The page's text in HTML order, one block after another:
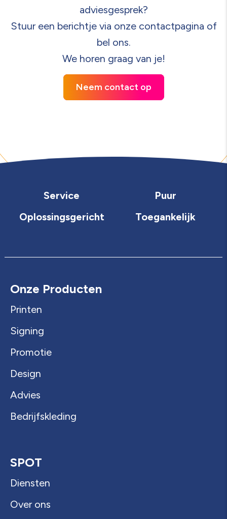
adviesgesprek?
Stuur een berichtje via onze contactpagina of
bel ons.
We horen graag van je!
Neem contact op
Service
Puur
Oplossingsgericht
Toegankelijk
Onze Producten
Printen
Signing
Promotie
Design
Advies
Bedrijfskleding
SPOT
Diensten
Over ons